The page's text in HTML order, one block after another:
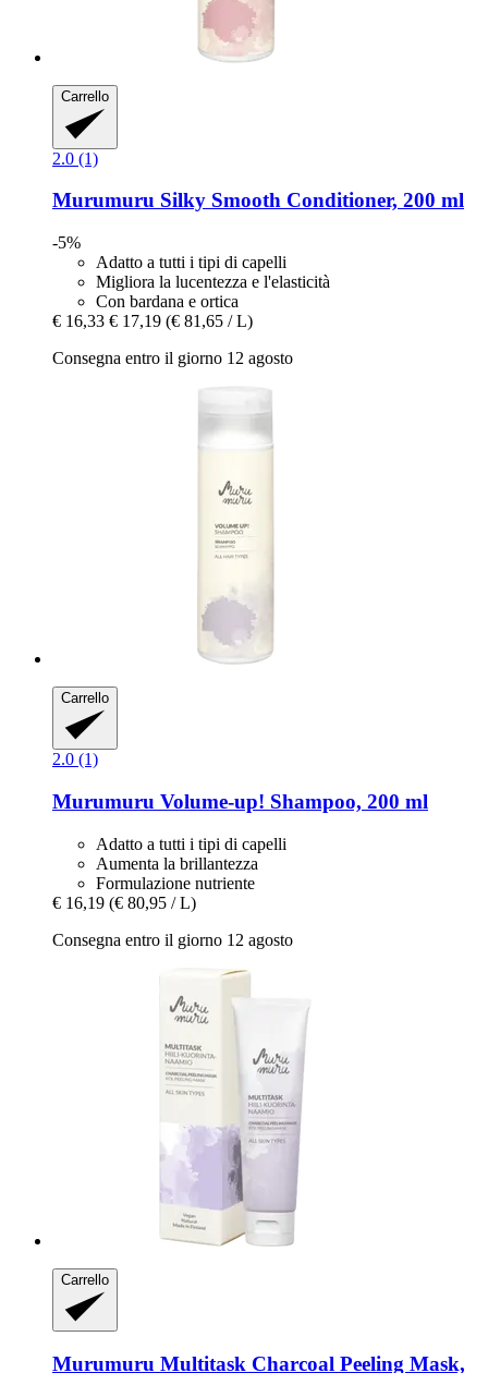
Carrello
2.0 (1)
Murumuru Silky Smooth Conditioner, 200 ml
-5%
Adatto a tutti i tipi di capelli
Migliora la lucentezza e l'elasticità
Con bardana e ortica
€ 16,33 € 17,19 (€ 81,65 / L)
Consegna entro il giorno 12 agosto
Carrello
2.0 (1)
Murumuru Volume-​up! Shampoo, 200 ml
Adatto a tutti i tipi di capelli
Aumenta la brillantezza
Formulazione nutriente
€ 16,19 (€ 80,95 / L)
Consegna entro il giorno 12 agosto
Carrello
Murumuru Multitask Charcoal Peeling Mask,